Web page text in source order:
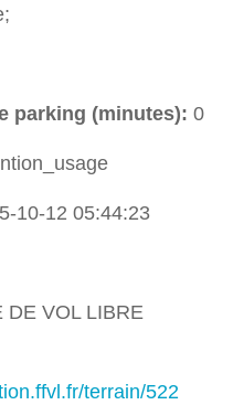
parking (minutes): 0
10-12 05:44:23
DE VOL LIBRE
terrain/522